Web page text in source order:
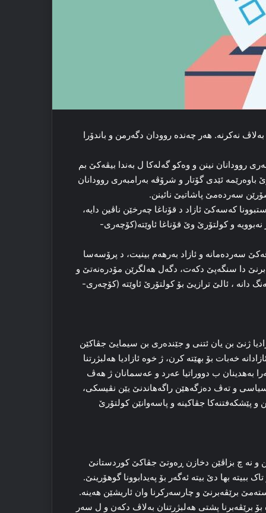
نەکرنە. هەر چەندە روودان دگەرمن و باندۆرا
روودانان نینن و وەکو گەلەکا ل بەندا بیڤەکێ بم
ئێدی گۆتار و شرۆڤە بەرامبەری روودانان
سەردەمێ پاشاتیێ نائینن.
کەسەکێ ئازاد د قۆناغا چەرخێن ناڤین دایە،
و کولتۆرێ وێ قۆناغا ئاوێتە(کۆچەری-
سەردەمانە و ئازاد بەرهەم بینیت، د پرۆسەسا
دا سنگەپێ دکەت، دگەل هەلگرێن مۆدرەنەتێ و
دانە ، ئالێ ترازیێ بۆ کولتۆرێ ئاوێتە (کۆچەری-
ژنێ بن یان ئتنی و جێندەری بن سیمایێ جڤاکێن
خەبات بۆ بهێتە کرن، ژ خوە ئازادیا هەلبژرتنا
بەهدینان ب دووراتیا عەرد و عەسمانان ژ هەڤ
و تەڤ دەزگەهێن راگەهاندنێ یێن نڤیسکی،
پێشکەفتنەکا جڤاکینە و پاسەوانێن کولتۆرێ
و نە چ بزاڤێن دخازن ڕەوتێ جڤاکێ کوردستانێ
بها دێ بیتە ئەگەر بۆ پەیدابوونا گوهۆرینێ.
برێڤەبرنێ و چارسەرکرنا وان ئاریشێن هەینە.
برێڤەبرنا پشتی هەلبژرتنان بەلاڤ دکەن و ل سەر